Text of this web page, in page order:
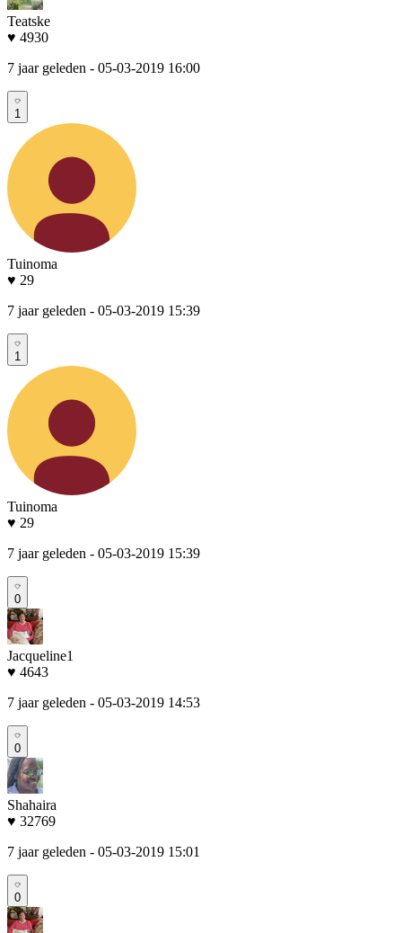
Teatske
♥ 4930
7 jaar geleden - 05-03-2019 16:00
1
Tuinoma
♥ 29
7 jaar geleden - 05-03-2019 15:39
1
Tuinoma
♥ 29
7 jaar geleden - 05-03-2019 15:39
0
Jacqueline1
♥ 4643
7 jaar geleden - 05-03-2019 14:53
0
Shahaira
♥ 32769
7 jaar geleden - 05-03-2019 15:01
0